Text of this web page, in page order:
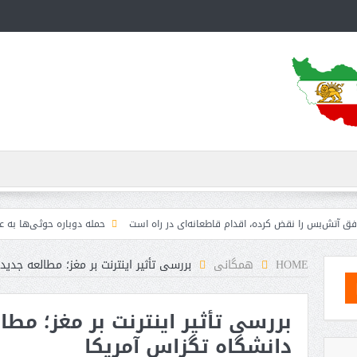
را نقض کرده، اقدام قاطعانه‌ای در راه است حمله دوباره حوثی‌ها به عربستان؛
HOME همگانی بررسی تأثیر اینترنت بر مغز؛ مطالعه
بررسی تأثیر اینترنت بر مغز؛
دانشگاه تگزاس آمریکا